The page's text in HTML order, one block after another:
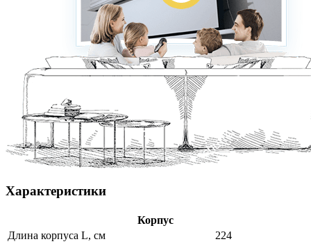
Характеристики
Корпус
Длина корпуса L, см
224